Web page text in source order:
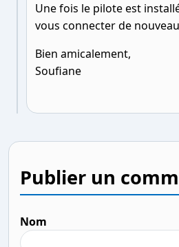
Une fois le pilote est
vous connecter de
Bien amicalement,
Soufiane
Publier un
Nom